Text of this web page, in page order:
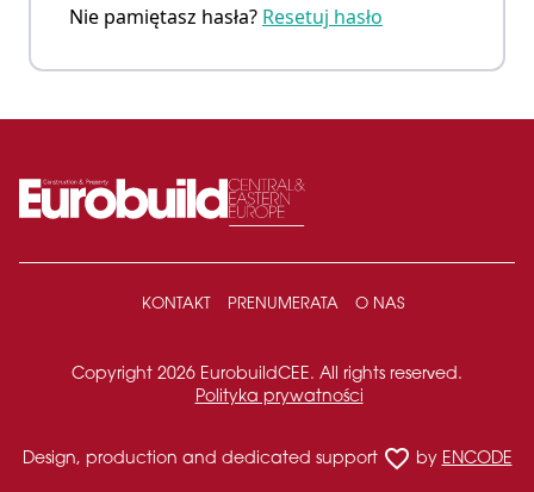
Nie pamiętasz hasła? Resetuj hasło
KONTAKT PRENUMERATA O NAS
Copyright 2026 EurobuildCEE. All rights reserved.
Polityka prywatności
Design, production and dedicated support favorite_border by ENCODE